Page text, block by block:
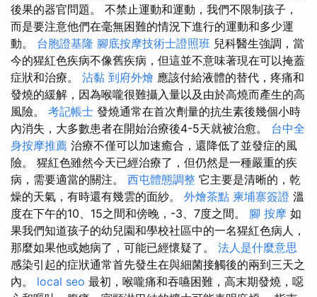
後果的器官問題。 不禁止運動和運動，我們不限制孩子，
而是要注意他們在毫無困難的情況下進行的運動和多少運
動。 台胞證基隆 腳底按摩技術士證照班 兒科醫生強調，當
今的猩紅色疾病不像舊疾病，但這並不意味著現在可以掩蓋
症狀和治療。 沾黏 到府外燴 應該付給液體的替代，疼痛和
發燒的緩解，因為喉嚨很難攝入量以及由於高燒而產生的高
風險。 考記帳士 發燒通常在首次劑量的抗生素後幾個小時
內消失，大多數患者在開始治療後4-5天就被治愈。 台中全
身按摩推薦 治療不僅可以加速癒合，還降低了並發症的風
險。 猩紅色雖然今天已經治療了，但仍然是一種嚴重的疾
病，需要適當的關注。 西屯體態調整 它主要是清晰的，乾
燥的天氣，有時還有幾雲的面紗。 外燴茶點 柬埔寨簽證 溫
度在下午的10、15之間和傍晚，-3、7度之間。 腳 按摩 如
果我們知道孩子的幼兒園和學校社區中的一名猩紅色病人，
那麼如果他或她病了，可能已經懷疑了。 法人是什麼意思
感染引起的症狀通常首先發生在與細菌接觸後的兩到三天之
內。 local seo 最初，喉嚨痛和吞嚥困難，高末期發燒，噁